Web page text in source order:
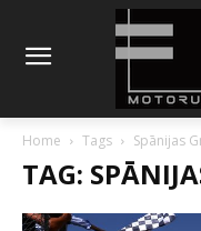
Home Tags Spānijas
TAG: